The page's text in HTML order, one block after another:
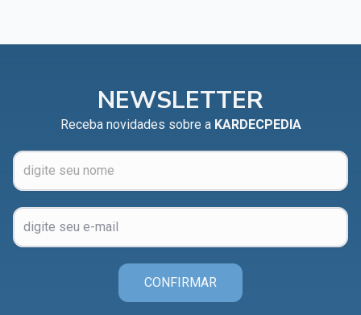
NEWSLETTER
Receba novidades sobre a KARDECPEDIA
CONFIRMAR